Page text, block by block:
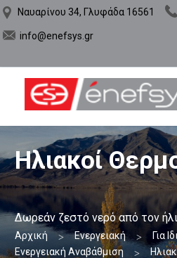
Ναυαρίνου 34, Γλυφάδα 16561
info@enefsys.gr
Ηλιακοί
Δωρεάν ζεστό νερό από τον
Αρχική Ενεργειακή
Για
Ενεργειακή Αναβάθμιση